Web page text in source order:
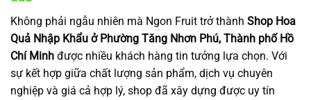
Không phải ngẫu nhiên mà Ngon Fruit trở thành Shop Hoa
Quả Nhập Khẩu ở Phường Tăng Nhơn Phú, Thành phố Hồ
Chí Minh được nhiều khách hàng tin tưởng lựa chọn. Với
sự kết hợp giữa chất lượng sản phẩm, dịch vụ chuyên
nghiệp và giá cả hợp lý, shop đã xây dựng được uy tín